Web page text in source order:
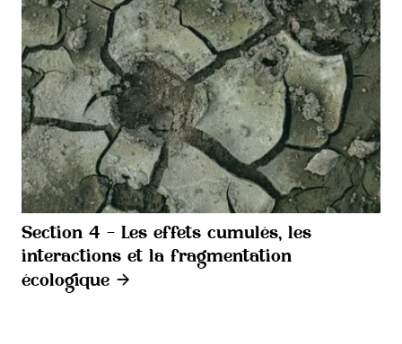
Section 4 - Les effets cumulés, les
interactions et la fragmentation
écologique